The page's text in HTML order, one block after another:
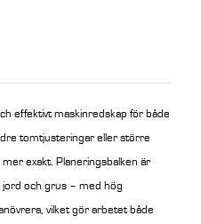
effektivt maskinredskap för både
tomtjusteringar eller större
mer exakt.Planeringsbalken är
jord och grus – med hög
vilket gör arbetet både